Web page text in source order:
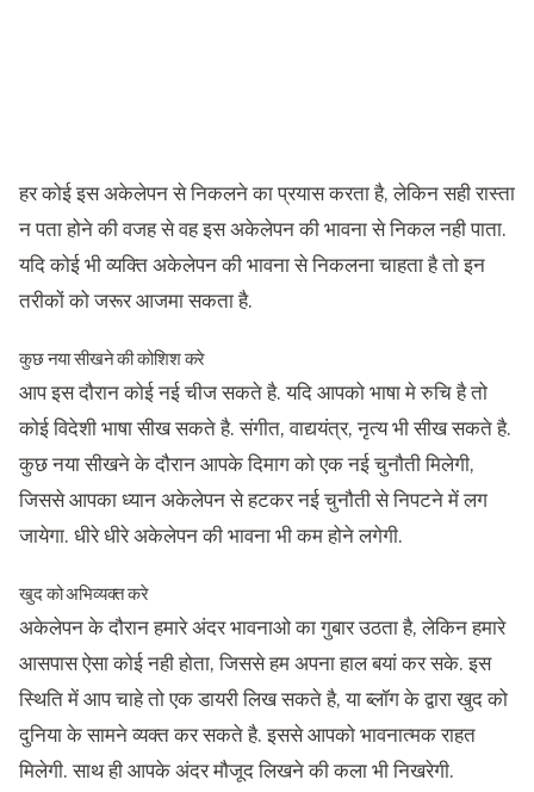
हर कोई इस अकेलेपन से निकलने का प्रयास करता है, लेकिन सही रास्ता
न पता होने की वजह से वह इस अकेलेपन की भावना से निकल नही पाता.
यदि कोई भी व्यक्ति अकेलेपन की भावना से निकलना चाहता है तो इन
तरीकों को जरूर आजमा सकता है.
कुछ नया सीखने की कोशिश करे
आप इस दौरान कोई नई चीज सकते है. यदि आपको भाषा मे रुचि है तो
कोई विदेशी भाषा सीख सकते है. संगीत, वाद्ययंत्र, नृत्य भी सीख सकते है.
कुछ नया सीखने के दौरान आपके दिमाग को एक नई चुनौती मिलेगी,
जिससे आपका ध्यान अकेलेपन से हटकर नई चुनौती से निपटने में लग
जायेगा. धीरे धीरे अकेलेपन की भावना भी कम होने लगेगी.
खुद को अभिव्यक्त करे
अकेलेपन के दौरान हमारे अंदर भावनाओ का गुबार उठता है, लेकिन हमारे
आसपास ऐसा कोई नही होता, जिससे हम अपना हाल बयां कर सके. इस
स्थिति में आप चाहे तो एक डायरी लिख सकते है, या ब्लॉग के द्वारा खुद को
दुनिया के सामने व्यक्त कर सकते है. इससे आपको भावनात्मक राहत
मिलेगी. साथ ही आपके अंदर मौजूद लिखने की कला भी निखरेगी.